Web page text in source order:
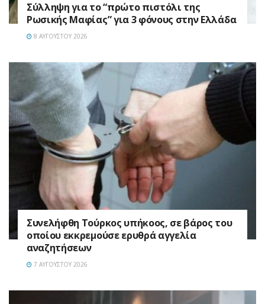
Σύλληψη για το “πρώτο πιστόλι της
Ρωσικής Μαφίας” για 3 φόνους στην Ελλάδα
8 ΑΥΓΟΎΣΤΟΥ 2026
Συνελήφθη Τούρκος υπήκοος, σε βάρος του
οποίου εκκρεμούσε ερυθρά αγγελία
αναζητήσεων
7 ΑΥΓΟΎΣΤΟΥ 2026